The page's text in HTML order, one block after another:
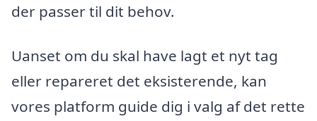
der passer til dit behov.
Uanset om du skal have lagt et nyt tag
eller repareret det eksisterende, kan
vores platform guide dig i valg af det rette